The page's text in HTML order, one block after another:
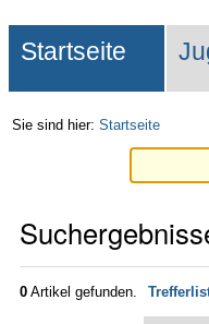
Direkt
zur
Navigation
Suche…
Sektionen
Startseite
Sie sind hier: Startseite
0 Artikel gefunden.